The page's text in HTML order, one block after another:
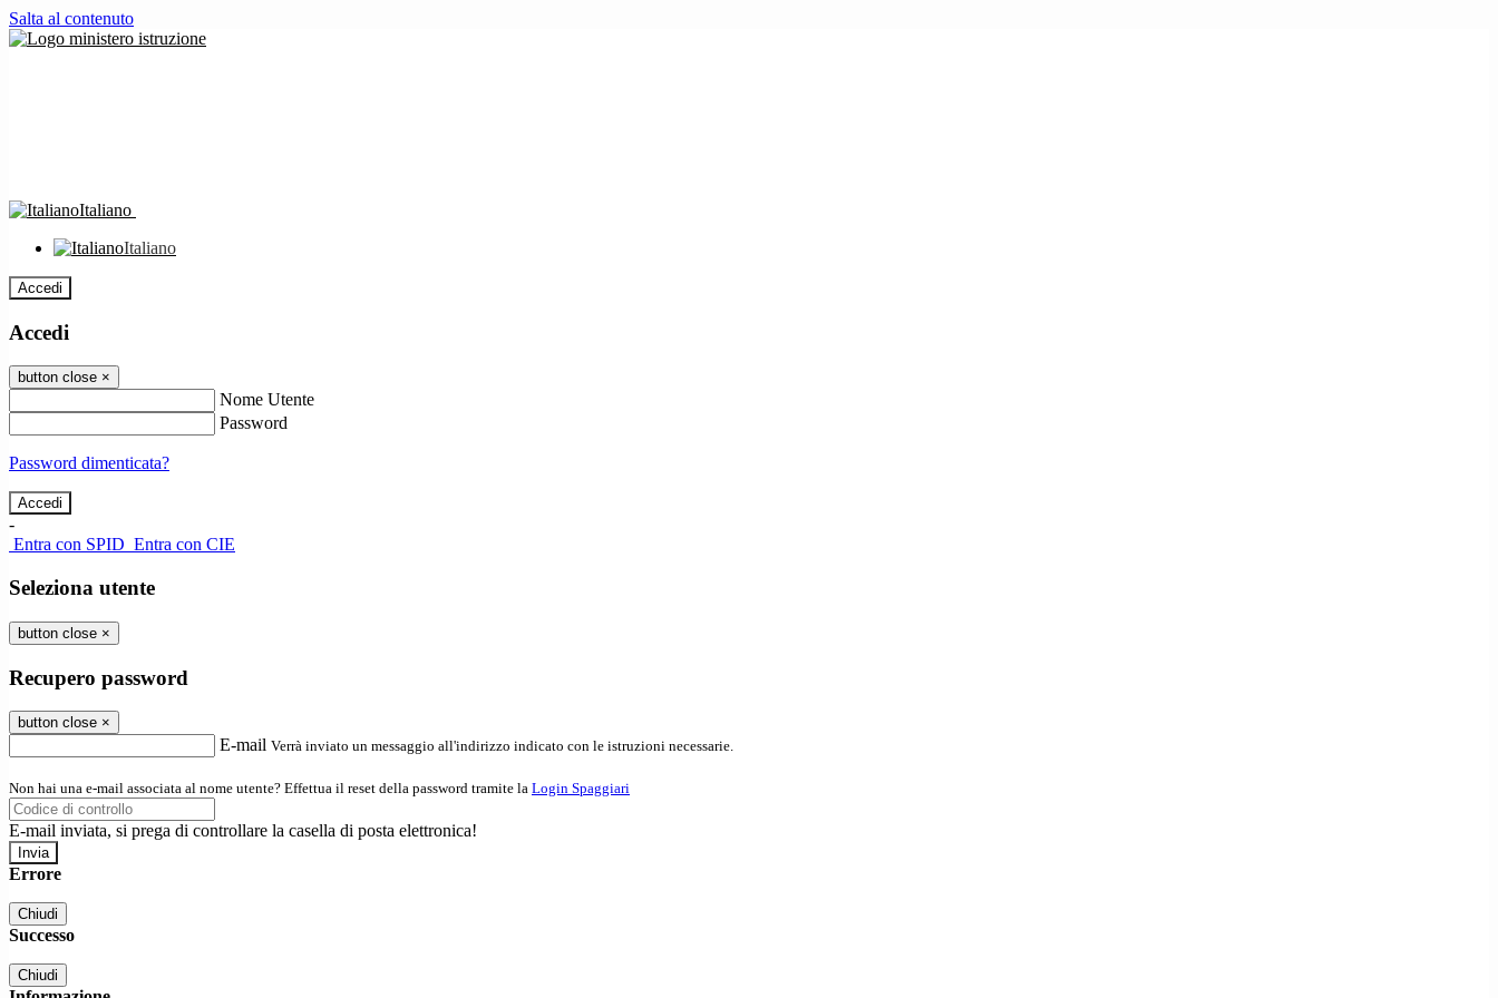
Salta al contenuto
Italiano
Italiano
Accedi
Accedi
button close ×
Nome Utente
Password
Password dimenticata?
-
Entra con SPID Entra con CIE
Seleziona utente
button close ×
Recupero password
button close ×
E-mail Verrà inviato un messaggio all'indirizzo indicato con le istruzioni necessarie.
Non hai una e-mail associata al nome utente? Effettua il reset della password tramite la Login Spaggiari
E-mail inviata, si prega di controllare la casella di posta elettronica!
Errore
Chiudi
Successo
Chiudi